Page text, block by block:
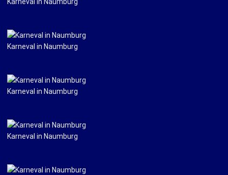
Karneval in Naumburg
Karneval in Naumburg
Karneval in Naumburg